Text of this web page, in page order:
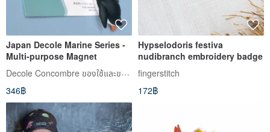
Japan Decole Marine Series -
Multi-purpose Magnet
Decole Concombre ของใช้และของตกแต่งบ้าน
346฿
Hypselodoris festiva
nudibranch embroidery badge
fingerstitch
172฿